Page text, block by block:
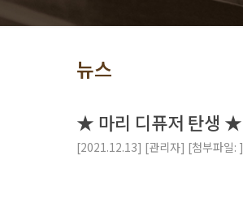
뉴스
★ 마리 디퓨저 탄생 ★
[2021.12.13] [관리자] [첨부파일: ]